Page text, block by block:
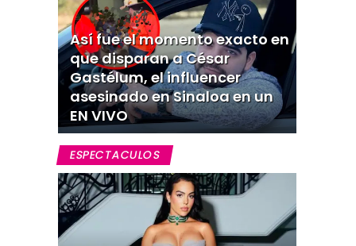
Así fue el momento exacto en
que disparan a César
Gastélum, el influencer
asesinado en Sinaloa en un
EN VIVO
ESPECTACULOS